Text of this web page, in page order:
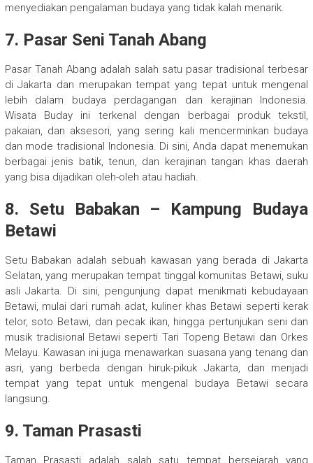
menyediakan pengalaman budaya yang tidak kalah menarik.
7. Pasar Seni Tanah Abang
Pasar Tanah Abang adalah salah satu pasar tradisional terbesar
di Jakarta dan merupakan tempat yang tepat untuk mengenal
lebih dalam budaya perdagangan dan kerajinan Indonesia.
Wisata Buday ini terkenal dengan berbagai produk tekstil,
pakaian, dan aksesori, yang sering kali mencerminkan budaya
dan mode tradisional Indonesia. Di sini, Anda dapat menemukan
berbagai jenis batik, tenun, dan kerajinan tangan khas daerah
yang bisa dijadikan oleh-oleh atau hadiah.
8. Setu Babakan – Kampung Budaya
Betawi
Setu Babakan adalah sebuah kawasan yang berada di Jakarta
Selatan, yang merupakan tempat tinggal komunitas Betawi, suku
asli Jakarta. Di sini, pengunjung dapat menikmati kebudayaan
Betawi, mulai dari rumah adat, kuliner khas Betawi seperti kerak
telor, soto Betawi, dan pecak ikan, hingga pertunjukan seni dan
musik tradisional Betawi seperti Tari Topeng Betawi dan Orkes
Melayu. Kawasan ini juga menawarkan suasana yang tenang dan
asri, yang berbeda dengan hiruk-pikuk Jakarta, dan menjadi
tempat yang tepat untuk mengenal budaya Betawi secara
langsung.
9. Taman Prasasti